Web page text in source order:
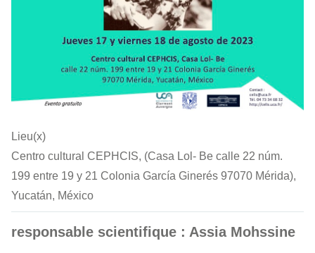
Lieu(x)
Centro cultural CEPHCIS, (Casa Lol- Be calle 22 núm.
199 entre 19 y 21 Colonia García Ginerés 97070 Mérida),
Yucatán, México
responsable scientifique : Assia Mohssine